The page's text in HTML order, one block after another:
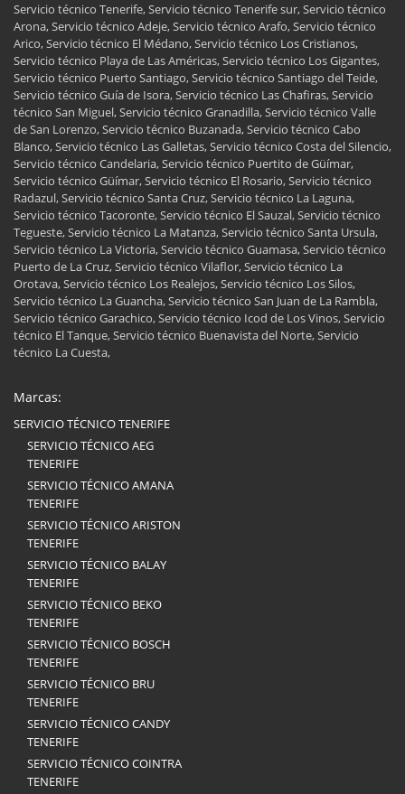
Servicio técnico Tenerife, Servicio técnico Tenerife sur, Servicio técnico
Arona, Servicio técnico Adeje, Servicio técnico Arafo, Servicio técnico
Arico, Servicio técnico El Médano, Servicio técnico Los Cristianos,
Servicio técnico Playa de Las Américas, Servicio técnico Los Gigantes,
Servicio técnico Puerto Santiago, Servicio técnico Santiago del Teide,
Servicio técnico Guía de Isora, Servicio técnico Las Chafiras, Servicio
técnico San Miguel, Servicio técnico Granadilla, Servicio técnico Valle
de San Lorenzo, Servicio técnico Buzanada, Servicio técnico Cabo
Blanco, Servicio técnico Las Galletas, Servicio técnico Costa del Silencio,
Servicio técnico Candelaria, Servicio técnico Puertito de Güímar,
Servicio técnico Güímar, Servicio técnico El Rosario, Servicio técnico
Radazul, Servicio técnico Santa Cruz, Servicio técnico La Laguna,
Servicio técnico Tacoronte, Servicio técnico El Sauzal, Servicio técnico
Tegueste, Servicio técnico La Matanza, Servicio técnico Santa Ursula,
Servicio técnico La Victoria, Servicio técnico Guamasa, Servicio técnico
Puerto de La Cruz, Servicio técnico Vilaflor, Servicio técnico La
Orotava, Servicio técnico Los Realejos, Servicio técnico Los Silos,
Servicio técnico La Guancha, Servicio técnico San Juan de La Rambla,
Servicio técnico Garachico, Servicio técnico Icod de Los Vinos, Servicio
técnico El Tanque, Servicio técnico Buenavista del Norte, Servicio
técnico La Cuesta,
Marcas:
SERVICIO TÉCNICO TENERIFE
SERVICIO TÉCNICO AEG
TENERIFE
SERVICIO TÉCNICO AMANA
TENERIFE
SERVICIO TÉCNICO ARISTON
TENERIFE
SERVICIO TÉCNICO BALAY
TENERIFE
SERVICIO TÉCNICO BEKO
TENERIFE
SERVICIO TÉCNICO BOSCH
TENERIFE
SERVICIO TÉCNICO BRU
TENERIFE
SERVICIO TÉCNICO CANDY
TENERIFE
SERVICIO TÉCNICO COINTRA
TENERIFE